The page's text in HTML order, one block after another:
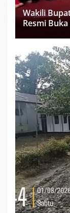
Wakili
Resmi